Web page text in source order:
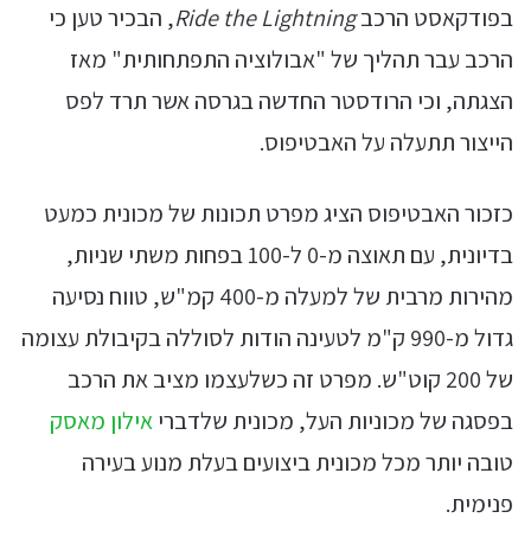
בפודקאסט הרכבRide the Lightning, הבכיר טען כי
הרכב עבר תהליך של "אבולוציה התפתחותית" מאז
הצגתה, וכי הרודסטר החדשה בגרסה אשר תרד לפס
הייצור תתעלה על האבטיפוס.
כזכור האבטיפוס הציג מפרט תכונות של מכונית כמעט
בדיונית, עם תאוצה מ-0 ל-100 בפחות משתי שניות,
מהירות מרבית של למעלה מ-400 קמ"ש, טווח נסיעה
גדול מ-990 ק"מ לטעינה הודות לסוללה בקיבולת עצומה
של 200 קוט"ש. מפרט זה כשלעצמו מציב את הרכב
בפסגה של מכוניות העל, מכונית שלדבריאילון מאסק
טובה יותר מכל מכונית ביצועים בעלת מנוע בעירה
פנימית.